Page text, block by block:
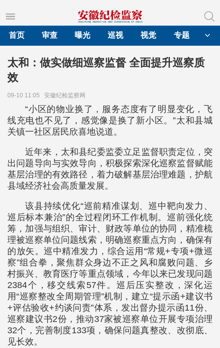
首页
审查 曝光 巡视 视觉 专题
太和：做实做细巡察监督 全面提升巡察质
效
09-10 11:05 安徽纪检监察网
“小区的物业换了，服务态度有了明显变化，飞
线充电也不见了，感觉像是换了新小区。”太和县城
关镇一社区居民欣喜地说道。
近年来，太和县纪委监委立足监督职责定位，突
出问题导向与实效导向，积极探索深化巡察监督赋能
基层治理的有效路径，着力破解基层治理难题，护航
县域经济社会高质量发展。
该县持续优化“巡前精准谋划、巡中靶向发力、
巡后标本兼治”的全过程闭环工作机制。巡前强化统
筹，加强与组织、审计、财政等单位的协同，精准梳
理被巡察单位问题线索，明确巡察重点方向，确保有
的放矢。巡中精准发力，综合运用“常规+专项+微巡
察”组合拳，聚焦群众身边不正之风和腐败问题、乡
村振兴、教育医疗等重点领域，今年以来已发现问题
2384个，移交线索57件。巡后压实整改，深化运
用“巡察整改全周期管理”机制，建立“提示函+建议书
+评估验收+约谈问责”体系，发出督办提示函11份、
巡察建议书2份，推动37家被巡察单位开展专项治理
32个，完善制度133项，确保问题真整改、改彻底、
见长效。